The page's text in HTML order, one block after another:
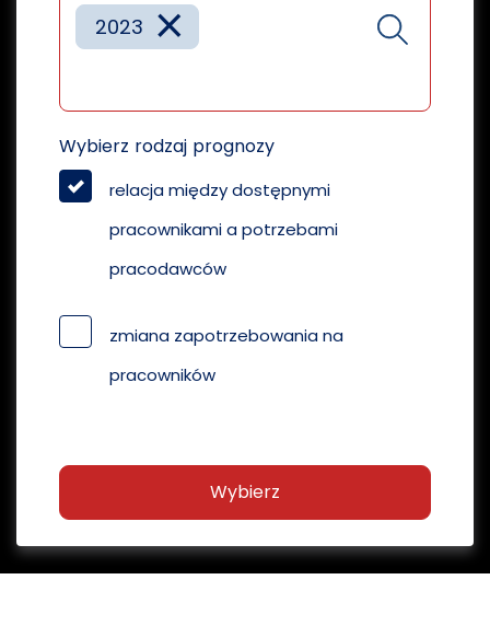
×
2023
Wybierz rodzaj prognozy
relacja między dostępnymi
pracownikami a potrzebami
pracodawców
zmiana zapotrzebowania na
pracowników
Wybierz